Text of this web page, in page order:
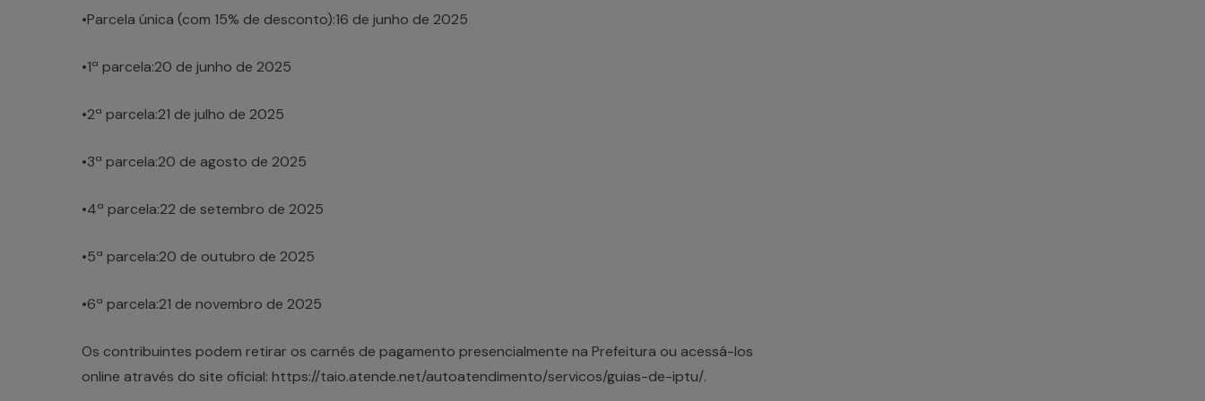
•Parcela única (com 15% de desconto):16 de junho de 2025
•1ª parcela:20 de junho de 2025
•2ª parcela:21 de julho de 2025
•3ª parcela:20 de agosto de 2025
•4ª parcela:22 de setembro de 2025
•5ª parcela:20 de outubro de 2025
•6ª parcela:21 de novembro de 2025
Os contribuintes podem retirar os carnês de pagamento presencialmente na Prefeitura ou acessá-los
online através do site oficial: https://taio.atende.net/autoatendimento/servicos/guias-de-iptu/.